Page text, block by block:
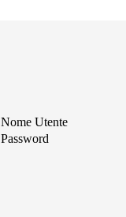
Nome Utente
Password